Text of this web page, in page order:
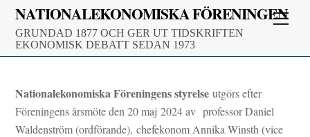
Skip
content
NATIONALEKONOMISKA FÖRENINGEN
GRUNDAD 1877 OCH GER UT TIDSKRIFTEN
EKONOMISK DEBATT SEDAN 1973
Nationalekonomiska Föreningens styrelse utgörs efter
Föreningens årsmöte den 20 maj 2024 av professor Daniel
Waldenström (ordförande),chefekonom Annika Winsth (vice